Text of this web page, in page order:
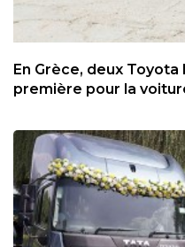
En Grèce, deux
première pour la